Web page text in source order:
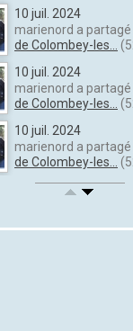
10 juil. 2024
marienord a partagé
de Colombey-les...
10 juil. 2024
marienord a partagé
de Colombey-les...
10 juil. 2024
marienord a partagé
de Colombey-les...
10 juil. 2024